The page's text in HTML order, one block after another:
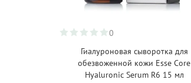
0
Гиалуроновая сыворотка для
обезвоженной кожи Esse Core
Hyaluronic Serum R6 15 мл